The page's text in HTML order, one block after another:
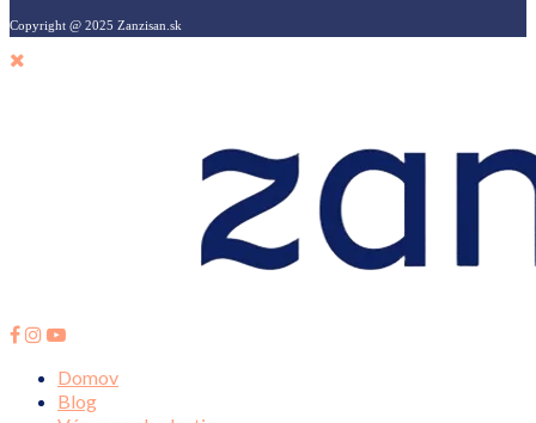
Copyright @ 2025 Zanzisan.sk
Domov
Blog